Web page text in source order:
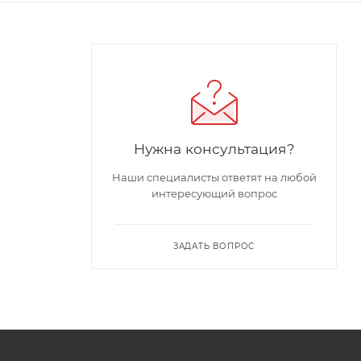
Нужна консультация?
Наши специалисты ответят на любой
интересующий вопрос
ЗАДАТЬ ВОПРОС